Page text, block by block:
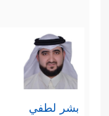
بشر لطفي